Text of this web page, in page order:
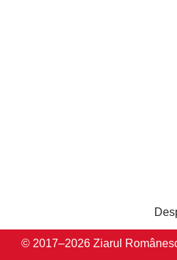
© 2017–2026 Ziarul